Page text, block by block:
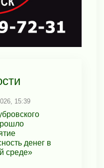
15:39
денег в
среде»